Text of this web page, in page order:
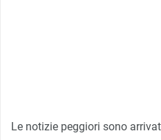
Le notizie peggiori sono